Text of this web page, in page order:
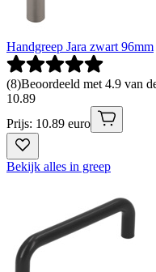
Handgreep Jara zwart 96mm
(8)Beoordeeld met 4.9 van
10.89
Prijs: 10.89 euro
Bekijk alles in greep